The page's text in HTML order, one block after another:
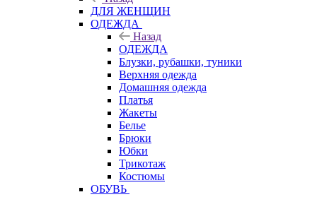
ДЛЯ ЖЕНЩИН
ОДЕЖДА
Назад
ОДЕЖДА
Блузки, рубашки, туники
Верхняя одежда
Домашняя одежда
Платья
Жакеты
Белье
Брюки
Юбки
Трикотаж
Костюмы
ОБУВЬ